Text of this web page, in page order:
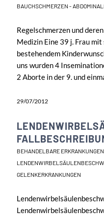
BAUCHSCHMERZEN -
Regelschmerzen und
Medizin Eine 39 j. Frau
bestehendem
uns wurden 4
2 Aborte in der 9. und
29/07/2012
BEHANDELBARE ERKRANKUNGEN
GELENKERKRANKUNGEN